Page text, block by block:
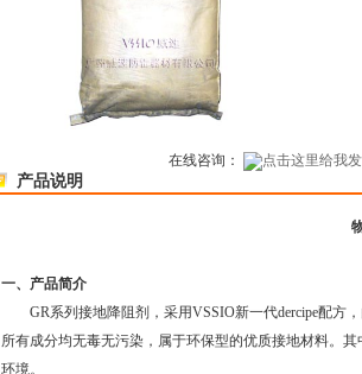
在线咨询：
产品说明
一、产品简介
GR系列接地降阻剂，采用VSSIO新一代dercipe配方
所有成分均无毒无污染，属于环保型的优质接地材料。
环境。